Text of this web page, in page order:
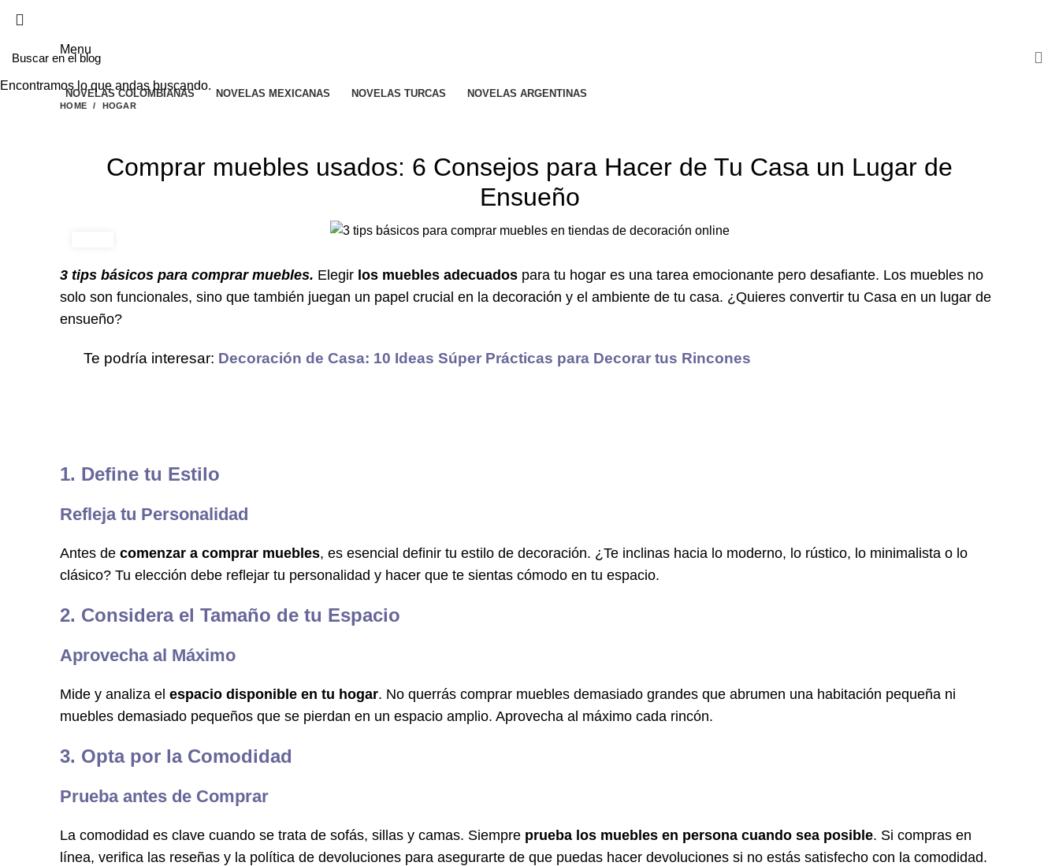
Menu
NOVELAS COLOMBIANAS NOVELAS MEXICANAS NOVELAS TURCAS NOVELAS ARGENTINAS
HOME HOGAR
Comprar muebles usados: 6 Consejos para Hacer de Tu Casa un Lugar de
Ensueño
3 tips básicos para comprar muebles. Elegir los muebles adecuados para tu hogar es una tarea emocionante pero desafiante. Los muebles no
solo son funcionales, sino que también juegan un papel crucial en la decoración y el ambiente de tu casa. ¿Quieres convertir tu Casa en un lugar de
ensueño?
Te podría interesar: Decoración de Casa: 10 Ideas Súper Prácticas para Decorar tus Rincones
1. Define tu Estilo
Refleja tu Personalidad
Antes de comenzar a comprar muebles, es esencial definir tu estilo de decoración. ¿Te inclinas hacia lo moderno, lo rústico, lo minimalista o lo
clásico? Tu elección debe reflejar tu personalidad y hacer que te sientas cómodo en tu espacio.
2. Considera el Tamaño de tu Espacio
Aprovecha al Máximo
Mide y analiza el espacio disponible en tu hogar. No querrás comprar muebles demasiado grandes que abrumen una habitación pequeña ni
muebles demasiado pequeños que se pierdan en un espacio amplio. Aprovecha al máximo cada rincón.
3. Opta por la Comodidad
Prueba antes de Comprar
La comodidad es clave cuando se trata de sofás, sillas y camas. Siempre prueba los muebles en persona cuando sea posible. Si compras en
línea, verifica las reseñas y la política de devoluciones para asegurarte de que puedas hacer devoluciones si no estás satisfecho con la comodidad.
Encontramos lo que andas buscando.